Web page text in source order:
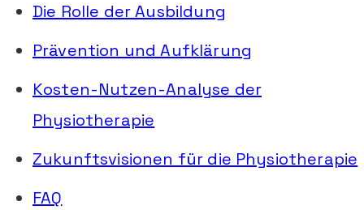
Die Rolle der Ausbildung
Prävention und Aufklärung
Kosten-Nutzen-Analyse der
Physiotherapie
Zukunftsvisionen für die Physiotherapie
FAQ